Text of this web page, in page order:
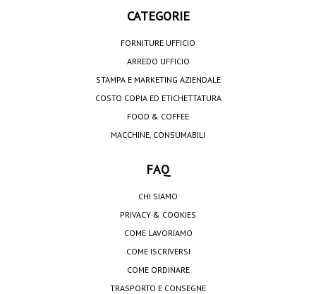
CATEGORIE
FORNITURE UFFICIO
ARREDO UFFICIO
STAMPA E MARKETING AZIENDALE
COSTO COPIA ED ETICHETTATURA
FOOD & COFFEE
MACCHINE, CONSUMABILI
FAQ
CHI SIAMO
PRIVACY & COOKIES
COME LAVORIAMO
COME ISCRIVERSI
COME ORDINARE
TRASPORTO E CONSEGNE